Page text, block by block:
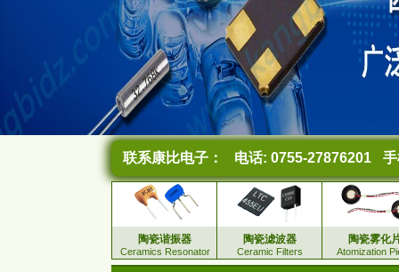
联系康比电子： 电话: 0755-27876201
陶瓷谐振器
Ceramics Resonator
陶瓷滤波器
Ceramic Filters
陶瓷雾化
Atomization